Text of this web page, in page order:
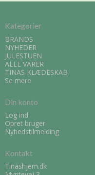
Kategorier
BRANDS
NYHEDER
JULESTUEN
ALLE VARER
TINAS KLÆDESKAB
Se mere
Din konto
Log ind
Opret bruger
Nyhedstilmelding
Kontakt
Tinashjem.dk